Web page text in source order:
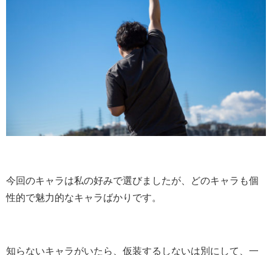
今回のキャラは私の好みで選びましたが、どのキャラも個
性的で魅力的なキャラばかりです。
知らないキャラがいたら、仮装するしないは別にして、一